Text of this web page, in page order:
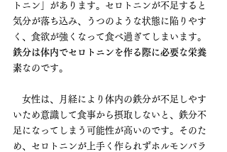
トニン」があります。セロトニンが不足すると
気分が落ち込み、うつのような状態に陥りやす
く、食欲が強くなって食べ過ぎてしまいます。
鉄分は体内でセロトニンを作る際に必要な栄養
素なのです。
女性は、月経により体内の鉄分が不足しやす
いため意識して食事から摂取しないと、鉄分不
足になってしまう可能性が高いのです。そのた
め、セロトニンが上手く作られずホルモンバラ